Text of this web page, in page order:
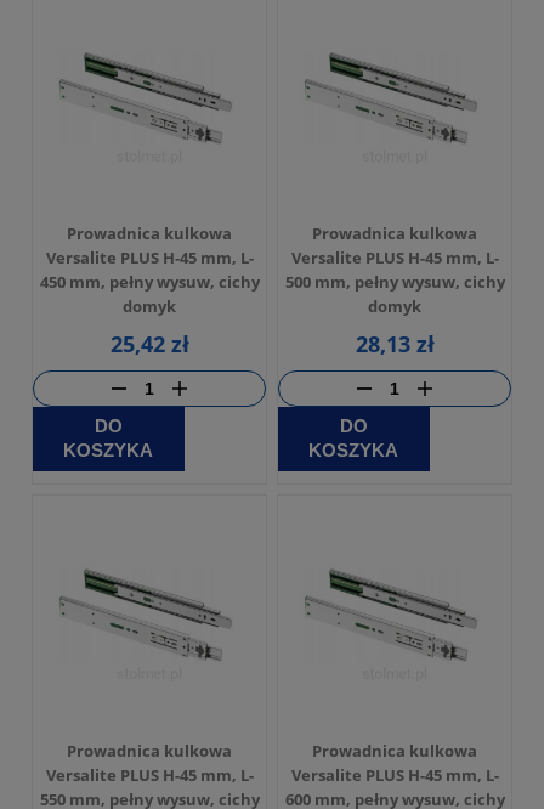
Prowadnica kulkowa
Versalite PLUS H-45 mm, L-
450 mm, pełny wysuw, cichy
domyk
25,42 zł
DO
KOSZYKA
Prowadnica kulkowa
Versalite PLUS H-45 mm, L-
500 mm, pełny wysuw, cichy
domyk
28,13 zł
DO
KOSZYKA
Prowadnica kulkowa
Versalite PLUS H-45 mm, L-
550 mm, pełny wysuw, cichy
Prowadnica kulkowa
Versalite PLUS H-45 mm, L-
600 mm, pełny wysuw, cichy